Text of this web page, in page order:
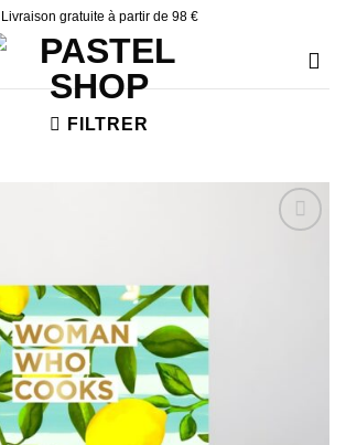
Livraison gratuite à partir de 98 €
FILTRER